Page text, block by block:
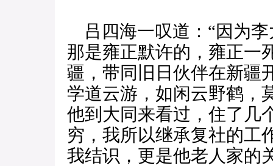
吕四海一叹道：“因为
那是雍正默许的，雍正一
疆，带同旧日伙伴在新疆
学道云游，如闲云野鹤，
他到大同来看过，住了几
穷，我所以继承复社的工
我结识，更是他老人家的